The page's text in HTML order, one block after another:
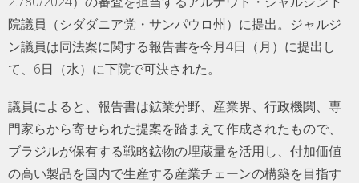
院議員（シダダニア党・サンパウロ州）に提出。ジャルジ
ン議員は同法案に関する報告書を今月4日（月）に提出し
て、6日（水）に下院で可決された。
議員によると、報告書は鉱業分野、産業界、行政機関、専
門家らから寄せられた提案を踏まえて作成されたもので、
ブラジルが保有する戦略鉱物の埋蔵量を活用し、付加価値
の高い製品を国内で生産する産業チェーンの構築を目指す